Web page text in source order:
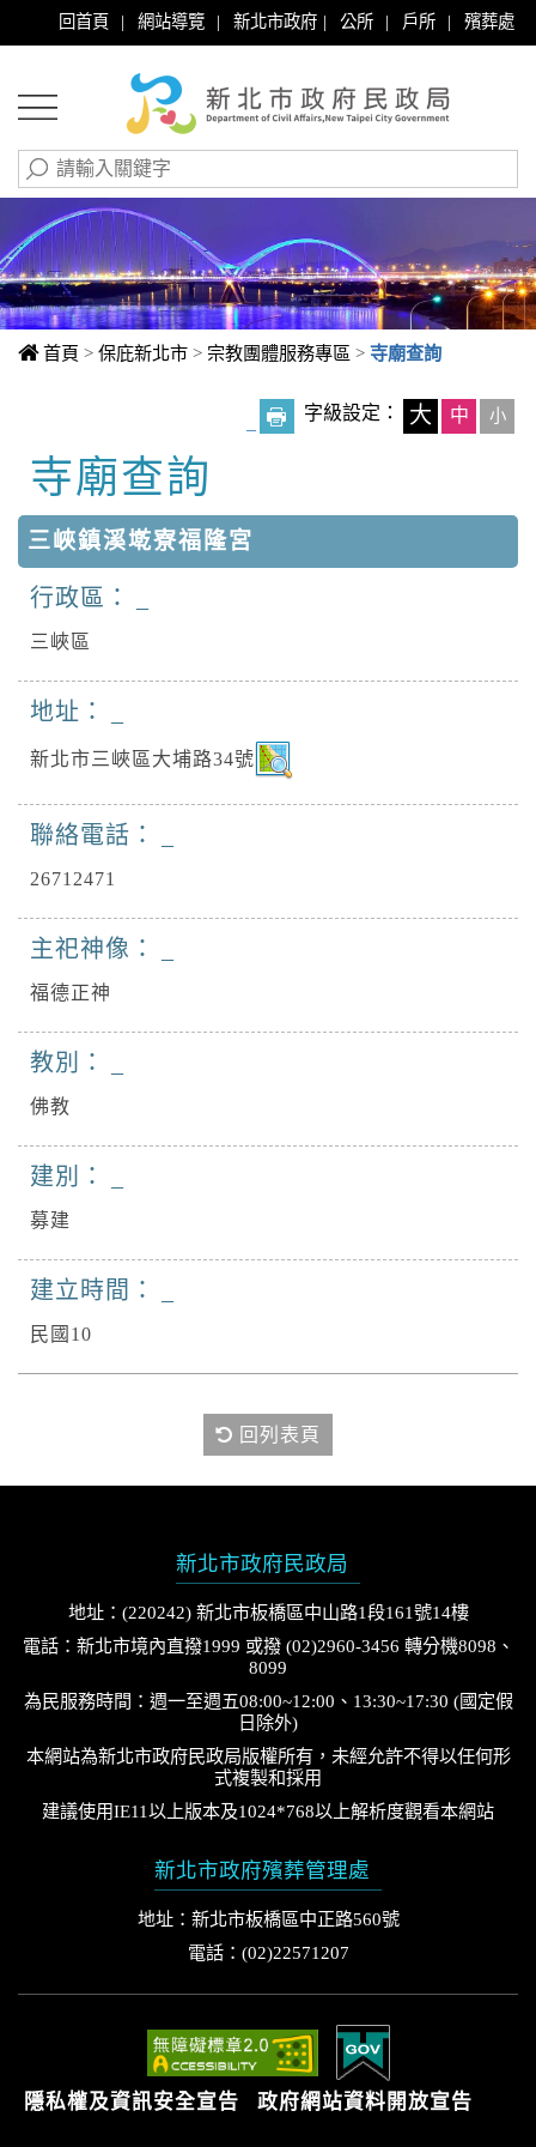
回首頁 | 網站導覽 | 新北市政府 | 公所 | 戶所 | 殯葬處
首頁 > 保庇新北市 > 宗教團體服務專區 > 寺廟查詢
字級設定： 大 中 小
中央內容區塊
寺廟查詢
三峽鎮溪墘寮福隆宮
行政區：
三峽區
地址：
新北市三峽區大埔路34號
聯絡電話：
26712471
主祀神像：
福德正神
教別：
佛教
建別：
募建
建立時間：
民國10
回列表頁
新北市政府民政局
地址：(220242) 新北市板橋區中山路1段161號14樓
電話：新北市境內直撥1999 或撥 (02)2960-3456 轉分機8098、
8099
為民服務時間：週一至週五08:00~12:00、13:30~17:30 (國定假
日除外)
本網站為新北市政府民政局版權所有，未經允許不得以任何形
式複製和採用
建議使用IE11以上版本及1024*768以上解析度觀看本網站
新北市政府殯葬管理處
地址：新北市板橋區中正路560號
電話：(02)22571207
隱私權及資訊安全宣告 政府網站資料開放宣告